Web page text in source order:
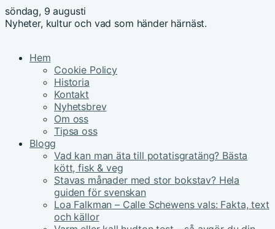
söndag, 9 augusti
Nyheter, kultur och vad som händer härnäst.
Hem
Cookie Policy
Historia
Kontakt
Nyhetsbrev
Om oss
Tipsa oss
Blogg
Vad kan man äta till potatisgratäng? Bästa
kött, fisk & veg
Stavas månader med stor bokstav? Hela
guiden för svenskan
Loa Falkman – Calle Schewens vals: Fakta, text
och källor